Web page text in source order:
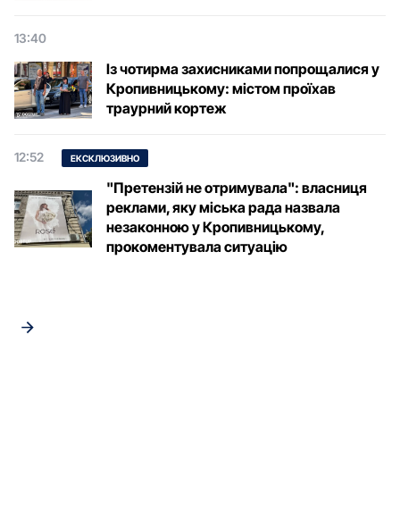
13:40
Із чотирма захисниками попрощалися у
Кропивницькому: містом проїхав
траурний кортеж
12:52 ЕКСКЛЮЗИВНО
"Претензій не отримувала": власниця
реклами, яку міська рада назвала
незаконною у Кропивницькому,
прокоментувала ситуацію